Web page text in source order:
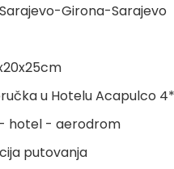
Girona-Sarajevo
u Hotelu Acapulco
hotel - aerodrom
putovanja